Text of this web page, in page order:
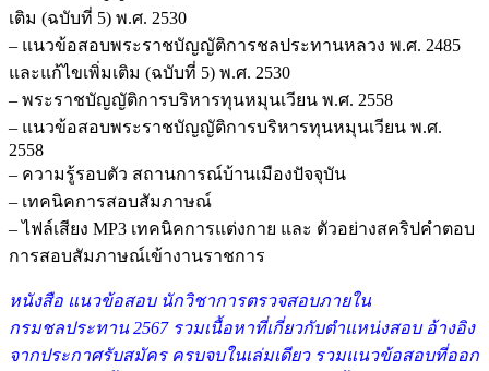
เติม (ฉบับที่ 5) พ.ศ. 2530
– แนวข้อสอบพระราชบัญญัติการชลประทานหลวง พ.ศ. 2485
และแก้ไขเพิ่มเติม (ฉบับที่ 5) พ.ศ. 2530
– พระราชบัญญัติการบริหารทุนหมุนเวียน พ.ศ. 2558
– แนวข้อสอบพระราชบัญญัติการบริหารทุนหมุนเวียน พ.ศ.
2558
– ความรู้รอบตัว สถานการณ์บ้านเมืองปัจจุบัน
– เทคนิคการสอบสัมภาษณ์
– ไฟล์เสียง MP3 เทคนิคการแต่งกาย และ ตัวอย่างสคริปคำตอบ
การสอบสัมภาษณ์เข้างานราชการ
หนังสือ แนวข้อสอบ นักวิชาการตรวจสอบภายใน
กรมชลประทาน 2567 รวมเนื้อหาที่เกี่ยวกับตำแหน่งสอบ อ้างอิง
จากประกาศรับสมัคร ครบจบในเล่มเดียว รวมแนวข้อสอบที่ออก